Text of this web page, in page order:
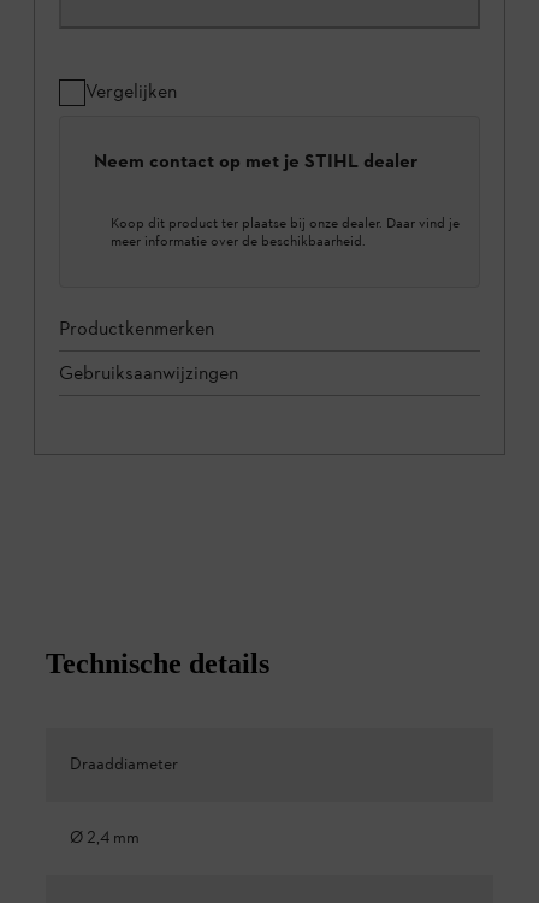
Vergelijken
Neem contact op met je STIHL dealer
Koop dit product ter plaatse bij onze dealer. Daar vind je
meer informatie over de beschikbaarheid.
Productkenmerken
Gebruiksaanwijzingen
Technische details
Draaddiameter
Ø 2,4 mm